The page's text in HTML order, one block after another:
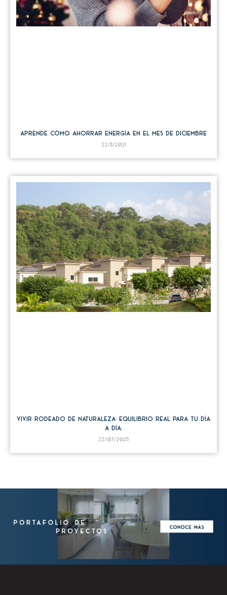
Aprende cómo ahorrar energía en el mes de diciembre
22/11/2021
Vivir rodeado de naturaleza: equilibrio real para tu día
a día.
22/07/2025